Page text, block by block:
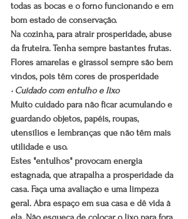
todas as bocas e o forno funcionando e em
bom estado de conservação.
Na cozinha, para atrair prosperidade, abuse
da fruteira. Tenha sempre bastantes frutas.
Flores amarelas e girassol sempre são bem
vindos, pois têm cores de prosperidade
• Cuidado com entulho e lixo
Muito cuidado para não ficar acumulando e
guardando objetos, papéis, roupas,
utensílios e lembranças que não têm mais
utilidade e uso.
Estes "entulhos" provocam energia
estagnada, que atrapalha a prosperidade da
casa. Faça uma avaliação e uma limpeza
geral. Abra espaço em sua casa e dê vida à